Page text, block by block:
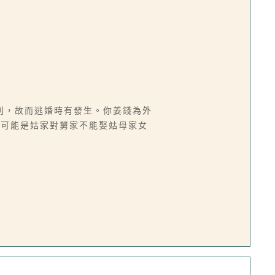
故而逃婚時有發生。你姜錢為外
能是姑家對舅家不能娶姑母家女